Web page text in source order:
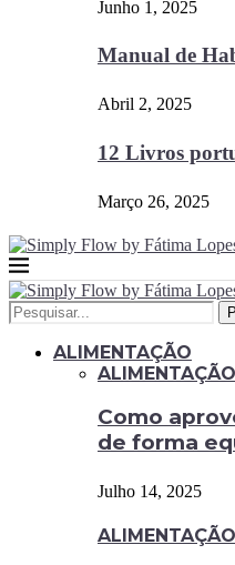
Junho 1, 2025
Manual de
Abril 2, 2025
12 Livros
Março 26, 2025
ALIMENTAÇÃO
ALIMENTAÇÃO
Como
de forma
Julho 14, 2025
ALIMENTAÇÃO